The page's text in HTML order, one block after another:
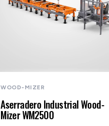
WOOD-MIZER
Aserradero Industrial Wood-
Mizer WM2500